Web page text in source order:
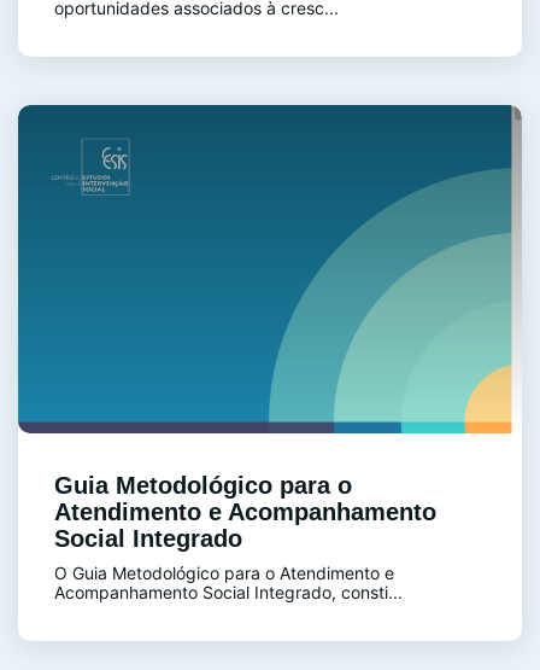
oportunidades associados à cresc...
Guia Metodológico para o
Atendimento e Acompanhamento
Social Integrado
O Guia Metodológico para o Atendimento e
Acompanhamento Social Integrado, consti...